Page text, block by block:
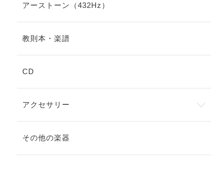
アーストーン（432Hz）
教則本・楽譜
CD
アクセサリー
その他の楽器